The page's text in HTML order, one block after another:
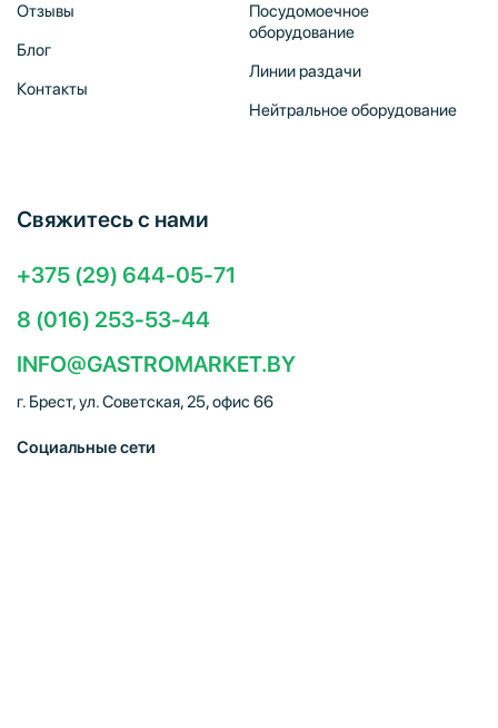
Отзывы
Блог
Контакты
Посудомоечное
оборудование
Линии раздачи
Нейтральное оборудование
Свяжитесь с нами
+375 (29) 644-05-71
8 (016) 253-53-44
INFO@GASTROMARKET.BY
г. Брест, ул. Советская, 25, офис 66
Социальные сети